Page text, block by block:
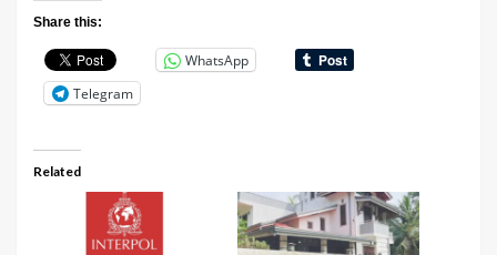
Share this:
WhatsApp
Telegram
Related